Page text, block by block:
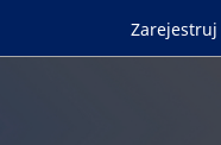
Zarejestruj